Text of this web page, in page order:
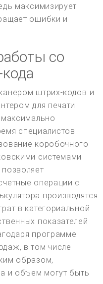
максимизирует
ошибки и
со
штрих-кодов и
для печати
максимально
специалистов.
коробочного
системами
операции с
производятся
в категориальной
показателей
программе
в том числе
образом,
и объем могут быть